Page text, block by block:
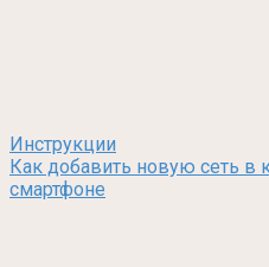
Инструкции
Как добавить новую сеть в
смартфоне